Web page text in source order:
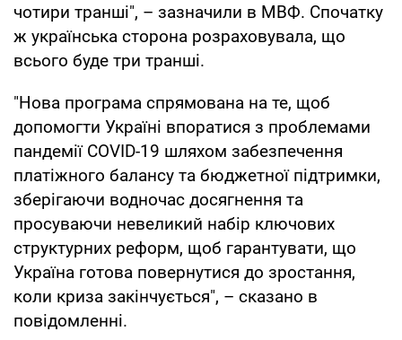
чотири транші", – зазначили в МВФ. Спочатку
ж українська сторона розраховувала, що
всього буде три транші.
"Нова програма спрямована на те, щоб
допомогти Україні впоратися з проблемами
пандемії COVID-19 шляхом забезпечення
платіжного балансу та бюджетної підтримки,
зберігаючи водночас досягнення та
просуваючи невеликий набір ключових
структурних реформ, щоб гарантувати, що
Україна готова повернутися до зростання,
коли криза закінчується", – сказано в
повідомленні.